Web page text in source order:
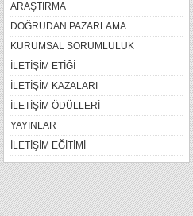
ARAŞTIRMA
DOĞRUDAN PAZARLAMA
KURUMSAL SORUMLULUK
İLETİŞİM ETİĞİ
İLETİŞİM KAZALARI
İLETİŞİM ÖDÜLLERİ
YAYINLAR
İLETİŞİM EĞİTİMİ